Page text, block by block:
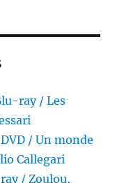
ray / Les
/ Un monde
Callegari
/ Zoulou,